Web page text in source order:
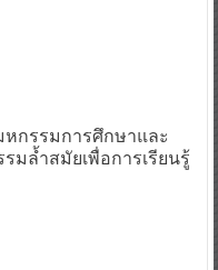
หกรรมการศึกษาและ
มล้ำสมัยเพื่อการเรียนรู้